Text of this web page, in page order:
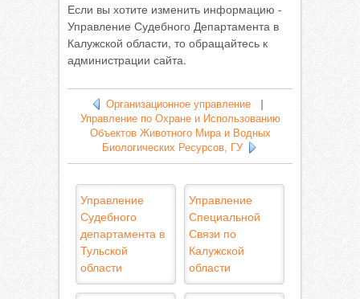
Если вы хотите изменить информацию -
Управление Судебного Департамента в
Калужской области, то обращайтесь к
администрации сайта.
Организационное управление
Управление по Охране и Использованию
Объектов Животного Мира и Водных
Биологических Ресурсов, ГУ
Управление
Судебного
департамента в
Тульской
области
Управление
Специальной
Связи по
Калужской
области